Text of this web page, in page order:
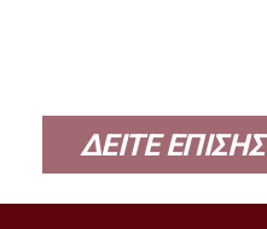
ΔΕΙΤΕ ΕΠΙΣΗΣ